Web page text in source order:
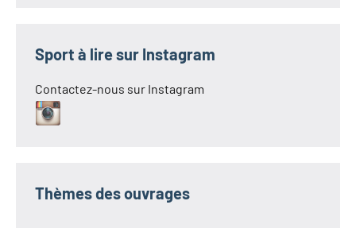
Sport à lire sur Instagram
Contactez-nous sur Instagram
Thèmes des ouvrages